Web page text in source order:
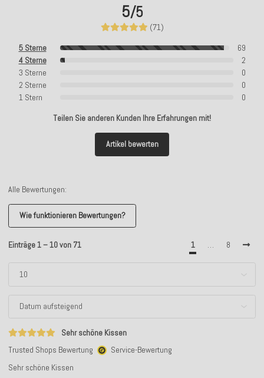
5/5
(71)
5 Sterne
69
4 Sterne
2
3 Sterne
0
2 Sterne
0
1 Stern
0
Teilen Sie anderen Kunden Ihre Erfahrungen mit!
Artikel bewerten
Alle Bewertungen:
Wie funktionieren Bewertungen?
Einträge 1 – 10 von 71 1 … 8
Sehr schöne Kissen
Trusted Shops Bewertung
Service-Bewertung
Sehr schöne Kissen